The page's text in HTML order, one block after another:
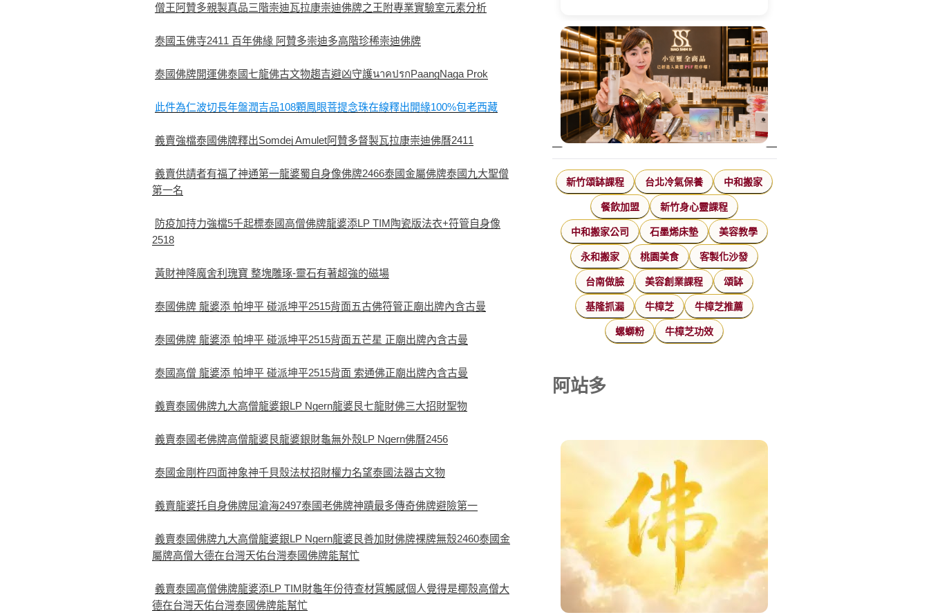
僧王阿贊多親製真品三階崇迪瓦拉康崇迪佛牌之王附專業實驗室元素分析
泰國玉佛寺2411 百年佛緣 阿贊多崇迪多高階珍稀崇迪佛牌
泰國佛牌開運佛泰國七龍佛古文物趨吉避凶守護นาคปรกPaangNaga Prok
此件為仁波切長年盤潤吉品108顆鳳眼菩提念珠在線釋出開緣100%包老西藏
義賣強檔泰國佛牌釋出Somdej Amulet阿贊多督製瓦拉康崇迪佛曆2411
義賣供請者有福了神通第一龍婆蜀自身像佛牌2466泰國金屬佛牌泰國九大聖僧
第一名
防疫加持力強檔5千起標泰國高僧佛牌龍婆添LP TIM陶瓷版法衣+符管自身像
2518
黃財神降魔舍利瑰寶 整塊雕琢-靈石有著超強的磁場
泰國佛牌 龍婆添 帕坤平 碰派坤平2515背面五古佛符管正廟出牌內含古曼
泰國佛牌 龍婆添 帕坤平 碰派坤平2515背面五芒星 正廟出牌內含古曼
泰國高僧 龍婆添 帕坤平 碰派坤平2515背面 索通佛正廟出牌內含古曼
義賣泰國佛牌九大高僧龍婆銀LP Ngern龍婆艮七龍財佛三大招財聖物
義賣泰國老佛牌高僧龍婆艮龍婆銀財龜無外殼LP Ngern佛曆2456
泰國金剛杵四面神象神千貝殼法杖招財權力名望泰國法器古文物
義賣龍婆托自身佛牌屈滄海2497泰國老佛牌神蹟最多傳奇佛牌避險第一
義賣泰國佛牌九大高僧龍婆銀LP Ngern龍婆艮善加財佛牌裸牌無殼2460泰國金
屬牌高僧大德在台灣天佑台灣泰國佛牌能幫忙
義賣泰國高僧佛牌龍婆添LP TIM財龜年份待查材質觸感個人覺得是椰殼高僧大
德在台灣天佑台灣泰國佛牌能幫忙
新竹頌缽課程 台北冷氣保養 中和搬家
餐飲加盟 新竹身心靈課程
中和搬家公司 石墨烯床墊 美容教學
永和搬家 桃園美食 客製化沙發
台南做臉 美容創業課程 頌缽
基隆抓漏 牛樟芝 牛樟芝推薦
螺螄粉 牛樟芝功效
阿站多